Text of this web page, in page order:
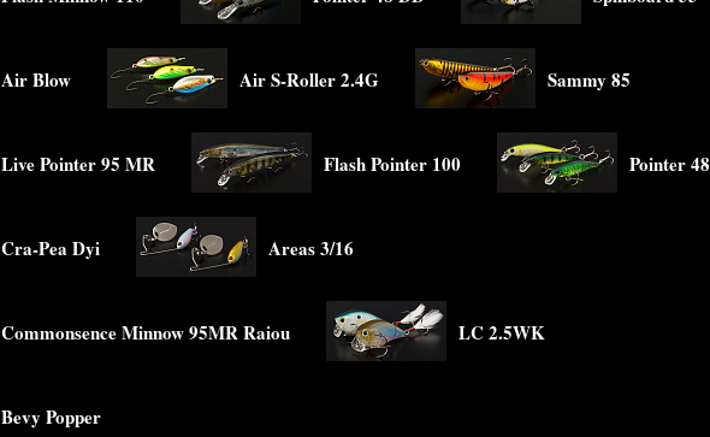
Air Blow Air S-Roller 2.4G Sammy 85
Live Pointer 95 MR Flash Pointer 100 Pointer 48
Cra-Pea Dyi Areas 3/16
Commonsence Minnow 95MR Raiou LC 2.5WK
Bevy Popper